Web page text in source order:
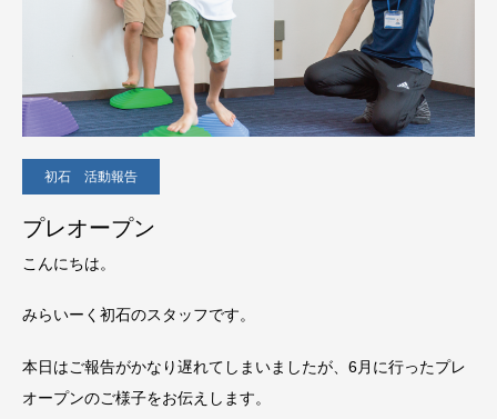
初石 活動報告
プレオープン
こんにちは。
みらいーく初石のスタッフです。
本日はご報告がかなり遅れてしまいましたが、6月に行ったプレ
オープンのご様子をお伝えします。